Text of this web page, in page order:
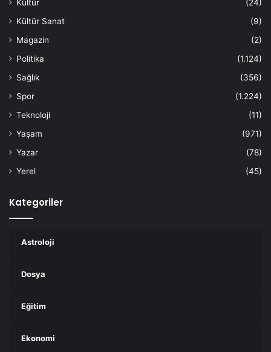
Kültür
(24)
Kültür Sanat
(9)
Magazin
(2)
Politika
(1.124)
Sağlık
(356)
Spor
(1.224)
Teknoloji
(11)
Yaşam
(971)
Yazar
(78)
Yerel
(45)
Kategoriler
Astroloji
Dosya
Eğitim
Ekonomi